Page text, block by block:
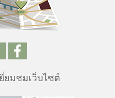
ยมชมเว็บไซต์